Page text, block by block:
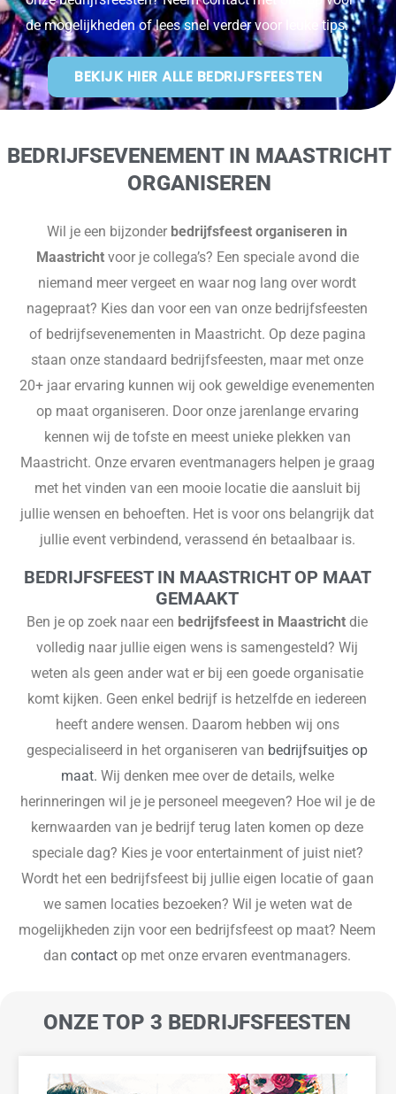
de mogelijkheden of lees snel verder voor leuke tips.
BEKIJK HIER ALLE BEDRIJFSFEESTEN
BEDRIJFSEVENEMENT IN MAASTRICHT
ORGANISEREN
Wil je een bijzonder bedrijfsfeest organiseren in
Maastrichtvoor je collega’s? Een speciale avond die
niemand meer vergeet en waar nog lang over wordt
nagepraat? Kies dan voor een van onze bedrijfsfeesten
of bedrijfsevenementen in Maastricht. Op deze pagina
staan onze standaard bedrijfsfeesten, maar met onze
20+ jaar ervaring kunnen wij ook geweldige evenementen
op maat organiseren. Door onze jarenlange ervaring
kennen wij de tofste en meest unieke plekken van
Maastricht. Onze ervaren eventmanagers helpen je graag
met het vinden van een mooie locatie die aansluit bij
jullie wensen en behoeften. Het is voor ons belangrijk dat
jullie event verbindend, verassend én betaalbaar is.
BEDRIJFSFEEST IN MAASTRICHT OP MAAT
GEMAAKT
Ben je op zoek naar een bedrijfsfeest in Maastricht die
volledig naar jullie eigen wens is samengesteld? Wij
weten als geen ander wat er bij een goede organisatie
komt kijken. Geen enkel bedrijf is hetzelfde en iedereen
heeft andere wensen. Daarom hebben wij ons
gespecialiseerd in het organiseren van bedrijfsuitjes op
maat. Wij denken mee over de details, welke
herinneringen wil je je personeel meegeven? Hoe wil je de
kernwaarden van je bedrijf terug laten komen op deze
speciale dag? Kies je voor entertainment of juist niet?
Wordt het een bedrijfsfeest bij jullie eigen locatie of gaan
we samen locaties bezoeken? Wil je weten wat de
mogelijkheden zijn voor een bedrijfsfeest op maat? Neem
dan contact op met onze ervaren eventmanagers.
ONZE TOP 3 BEDRIJFSFEESTEN